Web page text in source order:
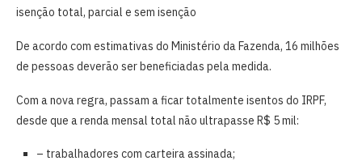
isenção total, parcial e sem isenção
De acordo com estimativas do Ministério da Fazenda, 16 milhões
de pessoas deverão ser beneficiadas pela medida.
Com a nova regra, passam a ficar totalmente isentos do IRPF,
desde que a renda mensal total não ultrapasse R$ 5 mil:
– trabalhadores com carteira assinada;